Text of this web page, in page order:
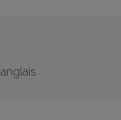
anglais